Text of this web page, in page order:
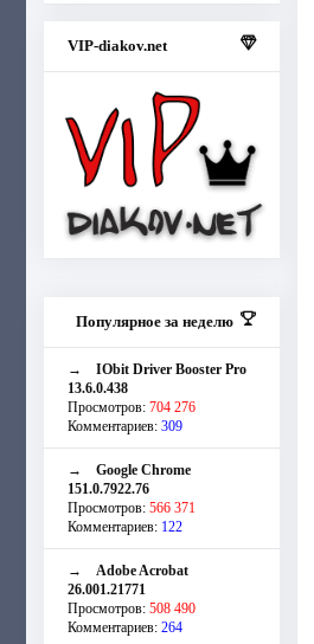
VIP-diakov.net
Популярное за неделю
→ IObit Driver Booster Pro
13.6.0.438
Просмотров: 704 276
Комментариев: 309
→ Google Chrome
151.0.7922.76
Просмотров: 566 371
Комментариев: 122
→ Adobe Acrobat
26.001.21771
Просмотров: 508 490
Комментариев: 264